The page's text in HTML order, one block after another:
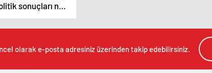
sonuçları ne
olarak e-posta adresiniz üzerinden takip edebilirsiniz.